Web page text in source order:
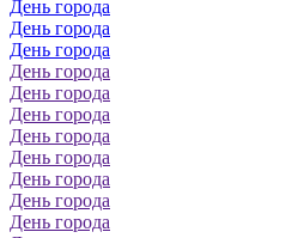
День города
День города
День города
День города
День города
День города
День города
День города
День города
День города
День города